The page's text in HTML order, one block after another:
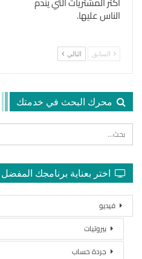
الناس عليها.
السابق التالي
محرك البحث في خدمتك
اختر بعناية برنامجك المفضل
فيديو
بيروتيات
جردة حساب